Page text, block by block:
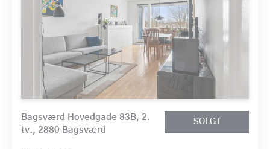
Bagsværd Hovedgade 83B, 2.
tv., 2880 Bagsværd
SOLGT